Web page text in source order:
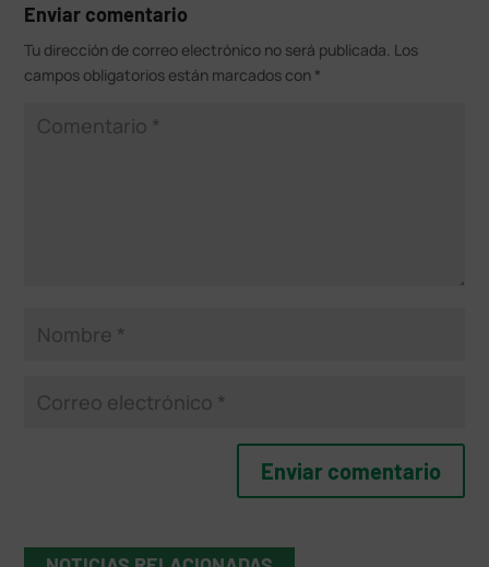
Enviar comentario
Tu dirección de correo electrónico no será publicada. Los
campos obligatorios están marcados con *